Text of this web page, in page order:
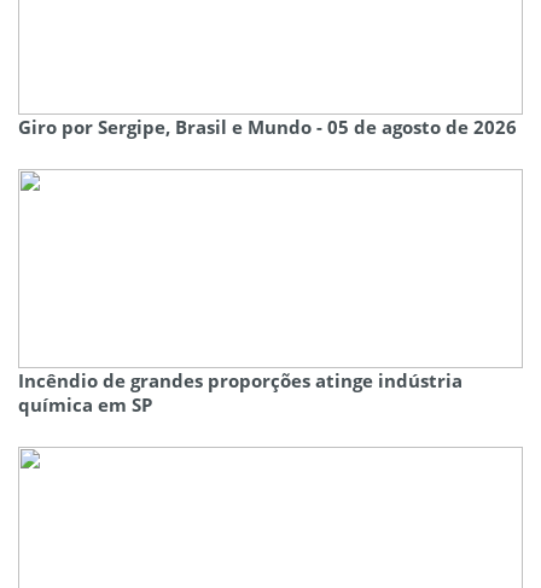
Giro por Sergipe, Brasil e Mundo - 05 de agosto de 2026
Incêndio de grandes proporções atinge indústria
química em SP